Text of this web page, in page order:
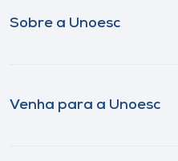
Sobre a Unoesc
Venha para a Unoesc